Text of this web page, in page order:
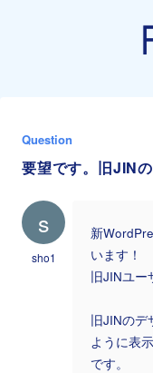
Question
要望です。旧JIN
s
sho1
新
います！
旧JINユー
旧JINのデ
ように表
です。